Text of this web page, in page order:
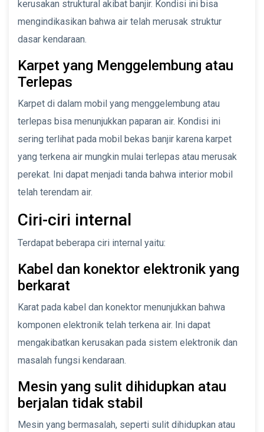
kerusakan struktural akibat banjir. Kondisi ini bisa
mengindikasikan bahwa air telah merusak struktur
dasar kendaraan.
Karpet yang Menggelembung atau
Terlepas
Karpet di dalam mobil yang menggelembung atau
terlepas bisa menunjukkan paparan air. Kondisi ini
sering terlihat pada mobil bekas banjir karena karpet
yang terkena air mungkin mulai terlepas atau merusak
perekat. Ini dapat menjadi tanda bahwa interior mobil
telah terendam air.
Ciri-ciri internal
Terdapat beberapa ciri internal yaitu:
Kabel dan konektor elektronik yang
berkarat
Karat pada kabel dan konektor menunjukkan bahwa
komponen elektronik telah terkena air. Ini dapat
mengakibatkan kerusakan pada sistem elektronik dan
masalah fungsi kendaraan.
Mesin yang sulit dihidupkan atau
berjalan tidak stabil
Mesin yang bermasalah, seperti sulit dihidupkan atau